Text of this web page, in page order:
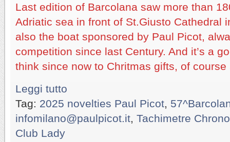
Last edition of Barcolana saw more than
Adriatic sea in front of St.Giusto Cathedral
also the boat sponsored by Paul Picot,
competition since last Century. And it’s a
think since now to Chritmas gifts, of
Leggi tutto
Tag: 2025 novelties Paul Picot
infomilano@paulpicot.it Tachimetre
Club Lady